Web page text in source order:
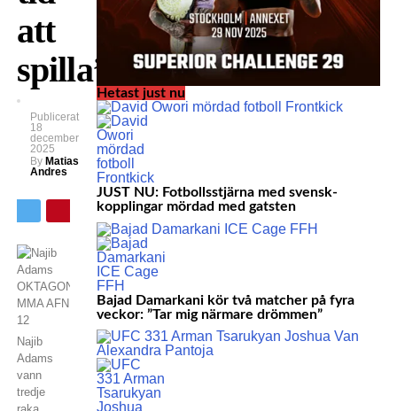
att
spilla”
Publicerat
18
december
2025
By Matias
Andres
Najib
Adams
vann
tredje
Hetast just nu
JUST NU: Fotbollsstjärna med svensk-
kopplingar mördad med gatsten
Bajad Damarkani kör två matcher på fyra
veckor: ”Tar mig närmare drömmen”